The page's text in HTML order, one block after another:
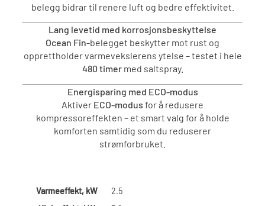
belegg bidrar til renere luft og bedre effektivitet.
Lang levetid med korrosjonsbeskyttelse
Ocean Fin-belegget beskytter mot rust og
opprettholder varmevekslerens ytelse – testet i hele
480 timermed saltspray.
Energisparing med ECO-modus
Aktiver ECO-modus for å redusere
kompressoreffekten – et smart valg for å holde
komforten samtidig som du reduserer
strømforbruket.
Varmeeffekt, kW
2.5